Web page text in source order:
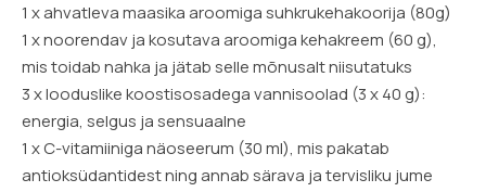
1 x ahvatleva maasika aroomiga suhkrukehakoorija (80g)
1 x noorendav ja kosutava aroomiga kehakreem (60 g),
mis toidab nahka ja jätab selle mõnusalt niisutatuks
3 x looduslike koostisosadega vannisoolad (3 x 40 g):
energia, selgus ja sensuaalne
1 x C-vitamiiniga näoseerum (30 ml), mis pakatab
antioksüdantidest ning annab särava ja tervisliku jume